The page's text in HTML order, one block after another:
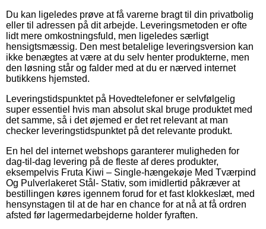
Du kan ligeledes prøve at få varerne bragt til din privatbolig
eller til adressen på dit arbejde. Leveringsmetoden er ofte
lidt mere omkostningsfuld, men ligeledes særligt
hensigtsmæssig. Den mest betalelige leveringsversion kan
ikke benægtes at være at du selv henter produkterne, men
den løsning står og falder med at du er nærved internet
butikkens hjemsted.
Leveringstidspunktet på Hovedtelefoner er selvfølgelig
super essentiel hvis man absolut skal bruge produktet med
det samme, så i det øjemed er det ret relevant at man
checker leveringstidspunktet på det relevante produkt.
En hel del internet webshops garanterer muligheden for
dag-til-dag levering på de fleste af deres produkter,
eksempelvis Fruta Kiwi – Single-hængekøje Med Tværpind
Og Pulverlakeret Stål- Stativ, som imidlertid påkræver at
bestillingen køres igennem forud for et fast klokkeslæt, med
hensynstagen til at de har en chance for at nå at få ordren
afsted før lagermedarbejderne holder fyraften.